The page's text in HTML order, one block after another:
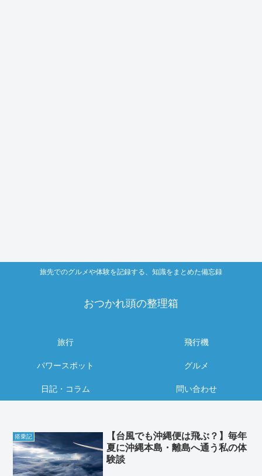
旅先でのグルメや体験を記録する、知識をまとめた備忘録
おつかれ頭の整理箱
旅行 飛行機
パワースポット グルメ
日記・コラム 問い合わせ
搭乗記
【台風でも沖縄便は飛ぶ？】毎年
夏に沖縄本島・離島へ通う私の体
験談